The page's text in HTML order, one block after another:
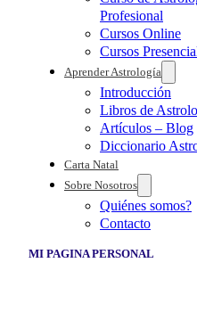
Profesional
Cursos Online
Cursos
Aprender Astrología
Introducción
Libros de
Artículos – Blog
Diccionario
Carta Natal
Sobre Nosotros
Quiénes somos?
Contacto
MI PAGINA PERSONAL